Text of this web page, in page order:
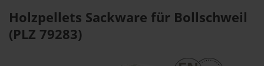
Holzpellets Sackware für Bollschweil
(PLZ 79283)